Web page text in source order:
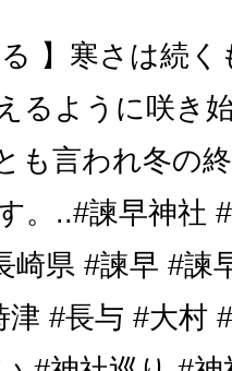
る 】寒さは続
るように咲き
も言われ冬の
。..#諫早神社
崎県 #諫早 #諫
津 #長与 #大村